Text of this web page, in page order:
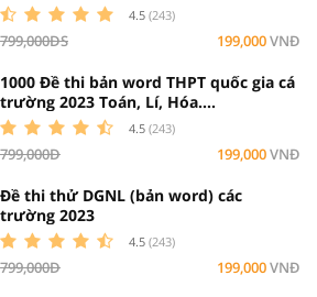
4.5 (243)
799,000ĐS 199,000VNĐ
1000 Đề thi bản word THPT quốc gia cá
trường 2023 Toán, Lí, Hóa....
4.5 (243)
799,000Đ 199,000VNĐ
Đề thi thử DGNL (bản word) các
trường 2023
4.5 (243)
799,000Đ 199,000VNĐ